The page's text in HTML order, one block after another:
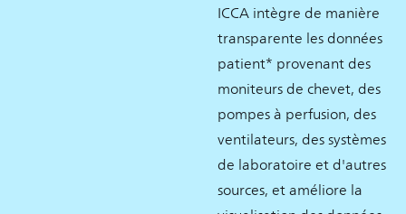
ICCA intègre de manière
transparente les données
patient* provenant des
moniteurs de chevet, des
pompes à perfusion, des
ventilateurs, des systèmes
de laboratoire et d'autres
sources, et améliore la